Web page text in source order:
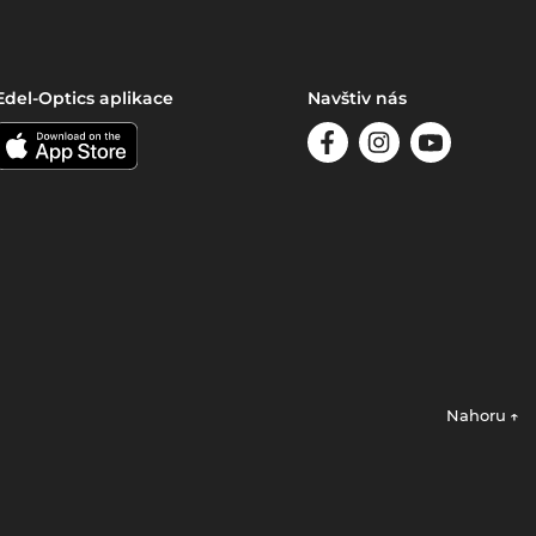
Optics aplikace Navštiv nás
Nahoru